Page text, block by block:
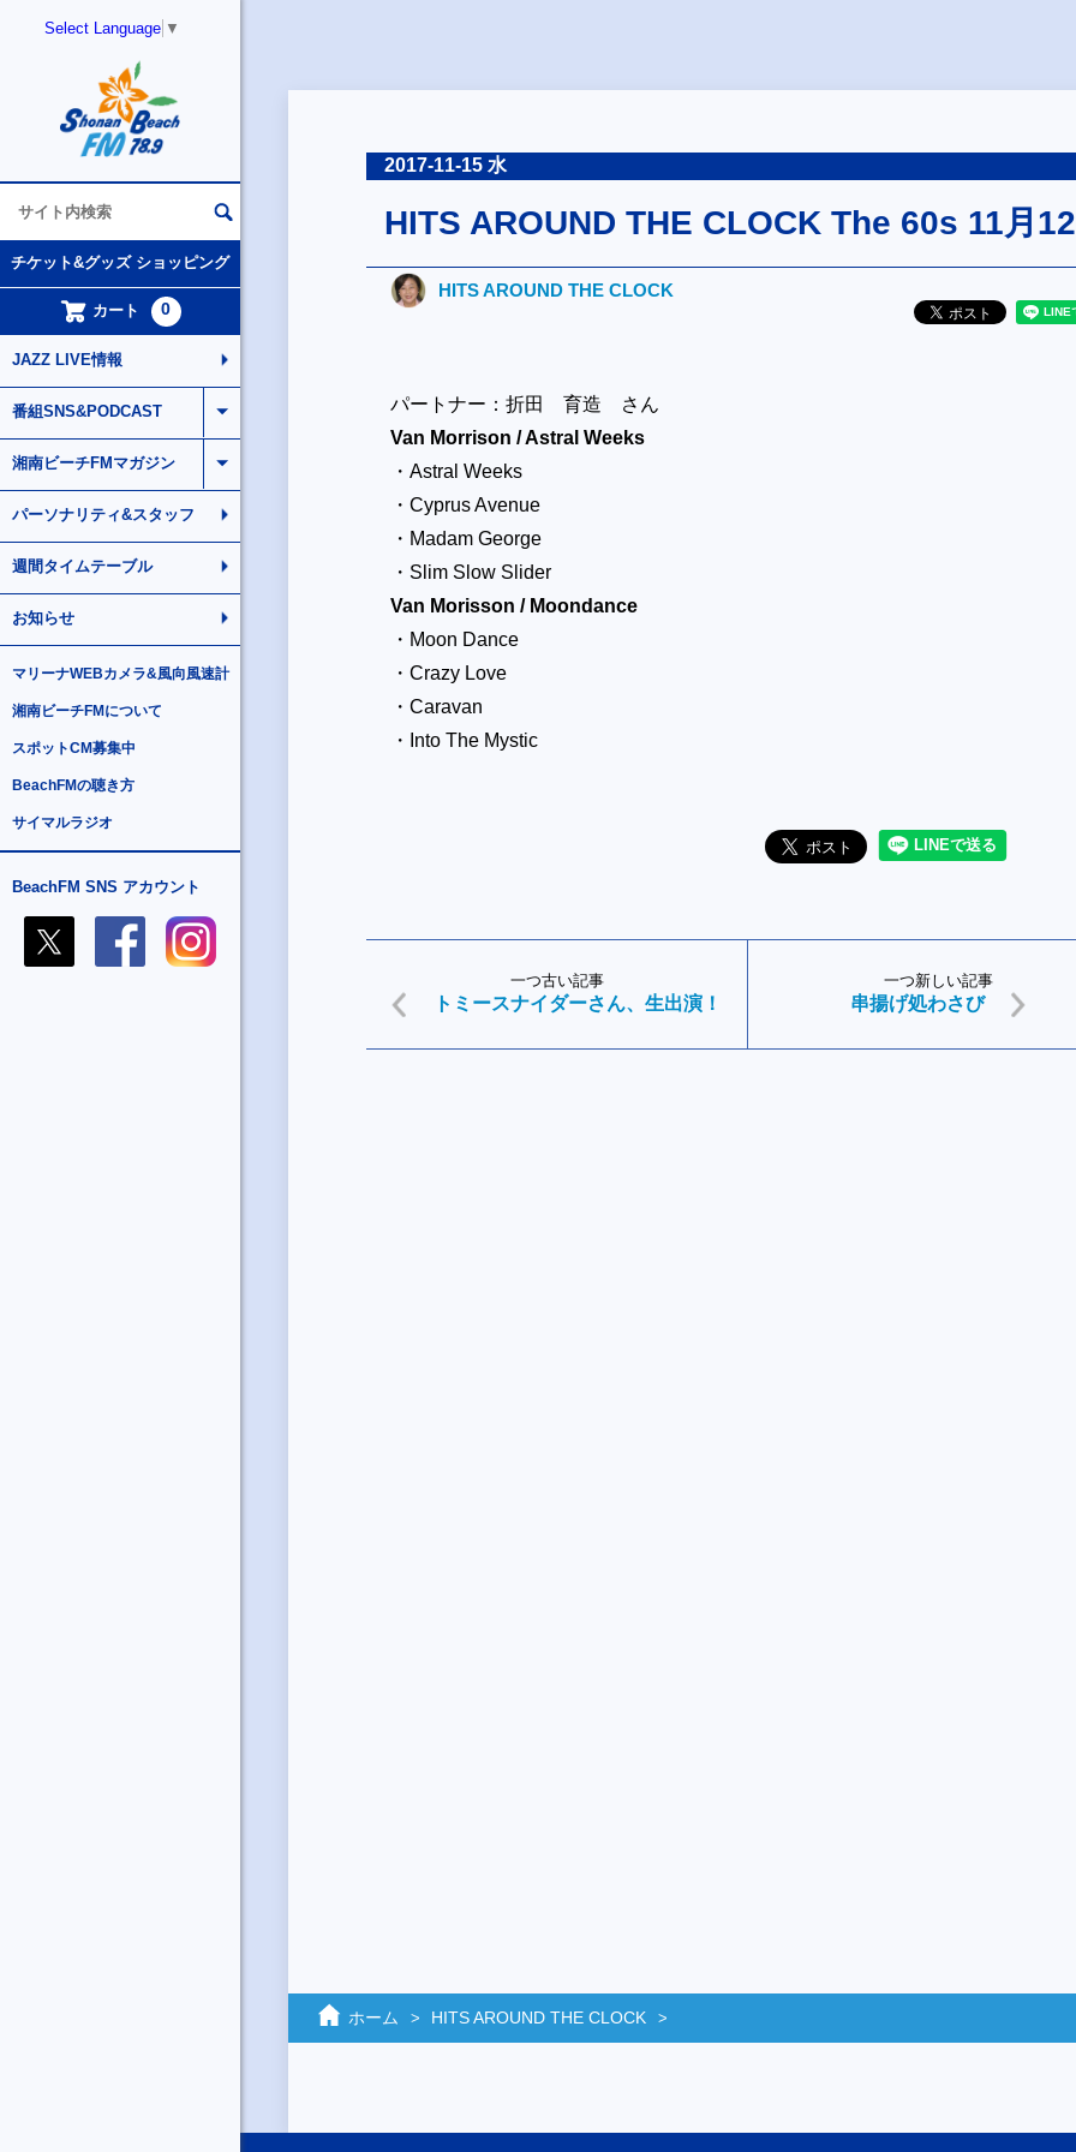
Select Language ▼
チケット&グッズ ショッピング
カート 0
JAZZ LIVE情報
番組SNS&PODCAST
湘南ビーチFMマガジン
パーソナリティ&スタッフ
週間タイムテーブル
お知らせ
マリーナWEBカメラ&風向風速計
湘南ビーチFMについて
スポットCM募集中
BeachFMの聴き方
サイマルラジオ
BeachFM SNS アカウント
2017-11-15 水
HITS AROUND THE CLOCK The 60s 11月12
HITS AROUND THE CLOCK
パートナー：折田 育造 さん
Van Morrison / Astral Weeks
・Astral Weeks
・Cyprus Avenue
・Madam George
・Slim Slow Slider
Van Morisson / Moondance
・Moon Dance
・Crazy Love
・Caravan
・Into The Mystic
一つ古い記事
トミースナイダーさん、生出演！
一つ新しい記事
串揚げ処わさび
ホーム HITS AROUND THE CLOCK